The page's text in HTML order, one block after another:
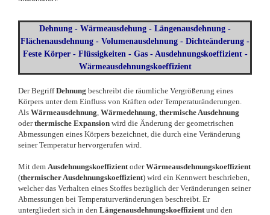
Dehnung - Wärmeausdehung - Längenausdehnung -
Flächenausdehnung - Volumenausdehnung - Dichteänderung -
Feste Körper - Flüssigkeiten - Gas - Ausdehnungskoeffizient -
Wärmeausdehnungskoeffizient
Der BegriffDehnung beschreibt die räumliche Vergrößerung eines
Körpers unter dem Einfluss von Kräften oder Temperaturänderungen.
Als Wärmeausdehnung Wärmedehnung thermische Ausdehnung
oderthermische Expansion wird die Änderung der geometrischen
Abmessungen eines Körpers bezeichnet, die durch eine Veränderung
seiner Temperatur hervorgerufen wird.
Mit dem Ausdehnungskoeffizient oderWärmeausdehnungskoeffizient
(thermischer Ausdehnungskoeffizient) wird ein Kennwert beschrieben,
welcher das Verhalten eines Stoffes bezüglich der Veränderungen seiner
Abmessungen bei Temperaturveränderungen beschreibt. Er
untergliedert sich in den Längenausdehnungskoeffizient und den